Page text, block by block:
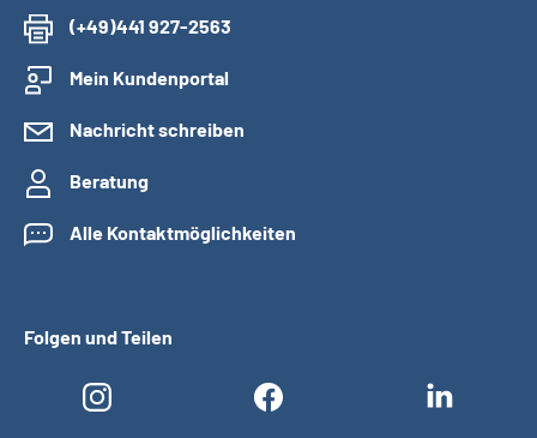
(+49)441 927-2563
Mein Kundenportal
Nachricht schreiben
Beratung
Alle Kontaktmöglichkeiten
Folgen und Teilen